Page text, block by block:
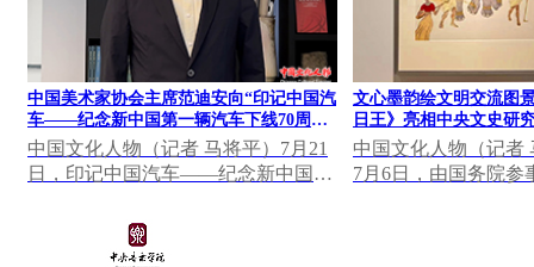
中国美术家协会主席范迪安向“印记中国汽
车——纪念新中国第一辆汽车下线70周年
大众篆刻作品展”发表视频致辞
中国文化人物（记者 马将平）7月21
日，印记中国汽车——纪念新中国第
在中国一汽博物馆...
文心墨韵绘文明交流图
日王》亮相中央文史研
果展
中国文化人物（记者
7月6日，由国务院参